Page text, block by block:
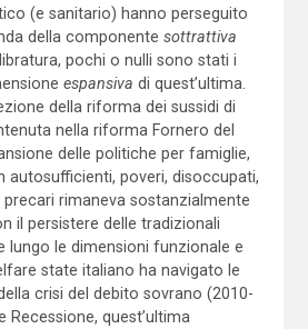
(e sanitario) hanno perseguito
della componente sottrattiva
pochi o nulli sono stati i
espansiva di quest’ultima.
della riforma dei sussidi di
nella riforma Fornero del
delle politiche per famiglie,
autosufficienti, poveri, disoccupati,
precari rimaneva sostanzialmente
il persistere delle tradizionali
lungo le dimensioni funzionale e
state italiano ha navigato le
crisi del debito sovrano (2010-
Recessione, quest’ultima